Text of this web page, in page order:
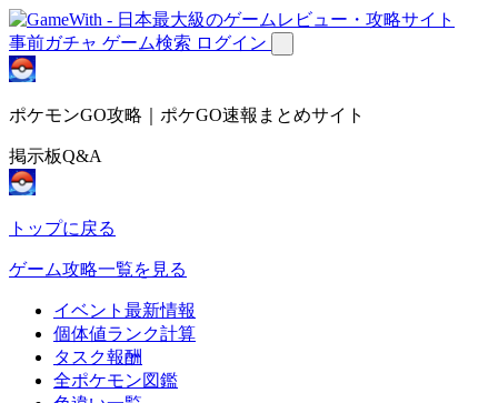
事前ガチャ ゲーム検索 ログイン
ポケモンGO攻略｜ポケGO速報まとめサイト
掲示板Q&A
トップに戻る
ゲーム攻略一覧を見る
イベント最新情報
個体値ランク計算
タスク報酬
全ポケモン図鑑